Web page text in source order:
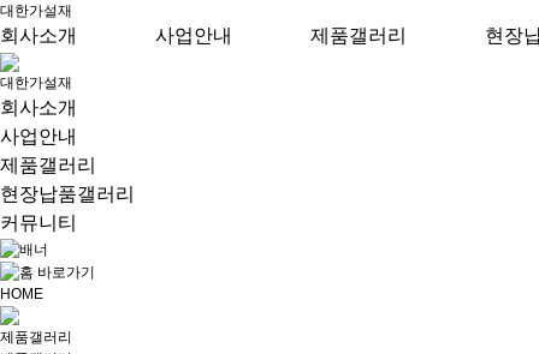
대한가설재
회사소개 사업안내 제품갤러리 현장
대한가설재
회사소개
사업안내
제품갤러리
현장납품갤러리
커뮤니티
HOME
제품갤러리